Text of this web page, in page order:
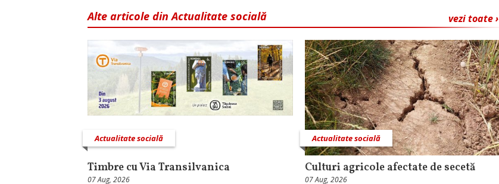
vezi toate ›
Alte articole din Actualitate socială
Actualitate socială
Timbre cu Via Transilvanica
07 Aug, 2026
Actualitate socială
Culturi agricole afectate de secetă
07 Aug, 2026